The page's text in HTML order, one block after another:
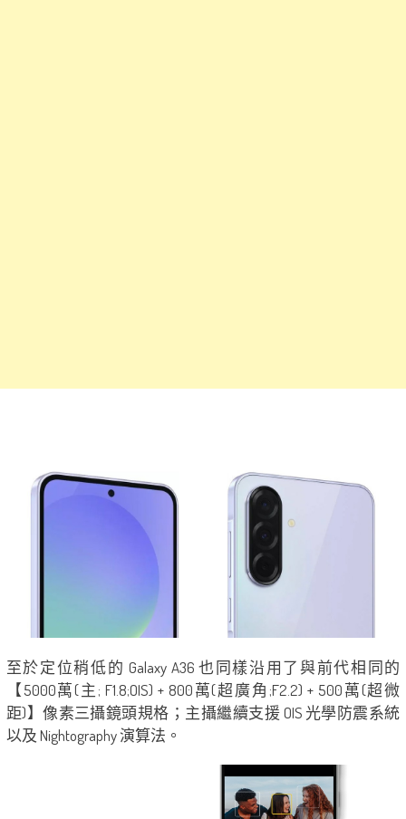
至於定位稍低的 Galaxy A36 也同樣沿用了與前代相同的
【5000萬(主; F1.8;OIS) + 800萬(超廣角;F2.2) + 500萬(超微
距)】像素三攝鏡頭規格；主攝繼續支援 OIS 光學防震系統
以及 Nightography 演算法。